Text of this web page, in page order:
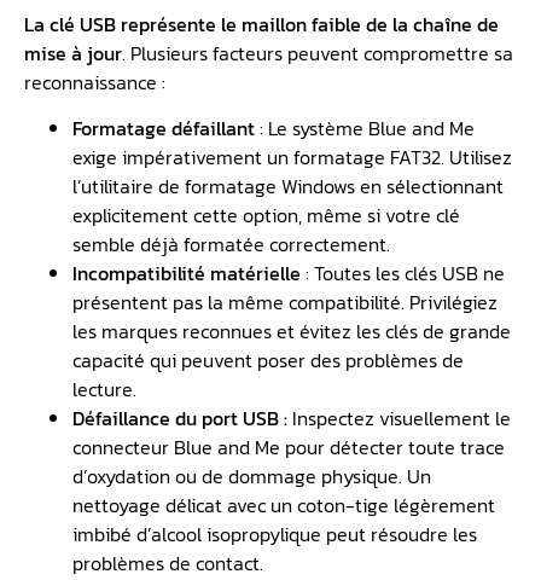
La clé USB représente le maillon faible de la chaîne de
mise à jour. Plusieurs facteurs peuvent compromettre sa
reconnaissance :
Formatage défaillant: Le système Blue and Me
exige impérativement un formatage FAT32. Utilisez
l’utilitaire de formatage Windows en sélectionnant
explicitement cette option, même si votre clé
semble déjà formatée correctement.
Incompatibilité matérielle : Toutes les clés USB ne
présentent pas la même compatibilité. Privilégiez
les marques reconnues et évitez les clés de grande
capacité qui peuvent poser des problèmes de
lecture.
Défaillance du port USB : Inspectez visuellement le
connecteur Blue and Me pour détecter toute trace
d’oxydation ou de dommage physique. Un
nettoyage délicat avec un coton-tige légèrement
imbibé d’alcool isopropylique peut résoudre les
problèmes de contact.